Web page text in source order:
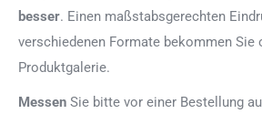
besser. Einen maßstabsgerechten
verschiedenen Formate bekommen Sie
Produktgalerie.
Messen Sie bitte vor einer Bestellung